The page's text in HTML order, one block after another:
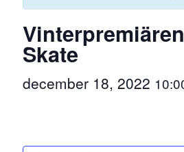
Skate
december 18, 2022